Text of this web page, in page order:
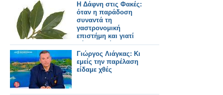
Η Δάφνη στις Φακές:
όταν η παράδοση
συναντά τη
γαστρονομική
επιστήμη και γιατί
βάζουμε φύλλα
δάφνης στις φακές!
Γιώργος Λιάγκας: Κι
εμείς την παρέλαση
είδαμε χθές